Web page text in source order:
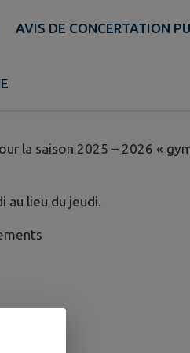
AVIS DE CONCERTATION
la saison 2025 – 2026 «
au lieu du jeudi.